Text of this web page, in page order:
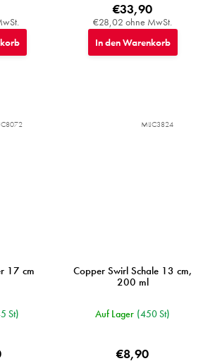
€28,02 ohne MwSt.
€33,90
In den Warenkorb
17 cm
St)
Copper Swirl Schale 13 cm,
200 ml
Auf Lager (450 St)
€8,90
MIJC3824